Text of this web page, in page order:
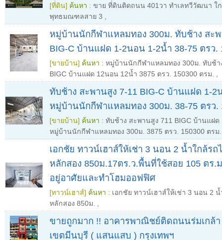
[ที่ดิน] ค้นหา : ขาย ที่ดินติดถนน 401วา ทำเลทวีวัฒนา ใ
พุทธมณฑลสาย 3
หมู่บ้านนักกีฬาแหลมทอง 300ม. ทับช้าง สะพ
BIG-C บ้านแฝด 1-2นอน 1-2น้ำ 38-75 ตรว.
[ขายบ้าน] ค้นหา : หมู่บ้านนักกีฬาแหลมทอง 300ม. ทับช้า
BIGC บ้านแฝด 12นอน 12น้ำ 3875 ตรว. 150300 ตรม.
ทับช้าง สะพานสูง 7-11 BIG-C บ้านแฝด 1-2
หมู่บ้านนักกีฬาแหลมทอง 300ม. 38-75 ตรว.
[ขายบ้าน] ค้นหา : ทับช้าง สะพานสูง 711 BIGC บ้านแฝ
หมู่บ้านนักกีฬาแหลมทอง 300ม. 3875 ตรว. 150300 ตรม.
เอกชัย ทาวน์เฮาส์ให้เช่า 3 นอน 2 น้ำใกล้รถ
หลักสอง 850ม.17ตร.ว.พื้นที่ใช้สอย 105 ตร.
อยู่อาศัยและทำโฮมออฟฟิศ
[ทาวน์เฮาส์] ค้นหา : เอกชัย ทาวน์เฮาส์ให้เช่า 3 นอน 2
หลักสอง 850ม.
ขายถูกมาก !! อาคารพาณิชย์ติดถนนร่มเกล้
เขตมีนบุรี ( แสนแสบ ) กรุงเทพฯ